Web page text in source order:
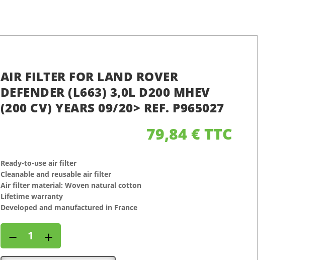
AIR FILTER FOR LAND ROVER
DEFENDER (L663) 3,0L D200 MHEV
(200 CV) YEARS 09/20> REF. P965027
79,84€ TTC
Ready-to-use air filter
Cleanable and reusable air filter
Air filter material: Woven natural cotton
Lifetime warranty
Developed and manufactured in France
filter
for
− +